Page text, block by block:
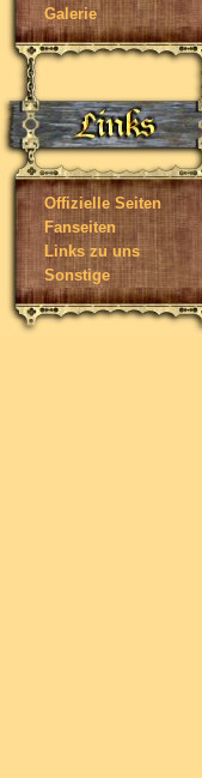
Galerie
Offizielle Seiten
Fanseiten
Links zu uns
Sonstige